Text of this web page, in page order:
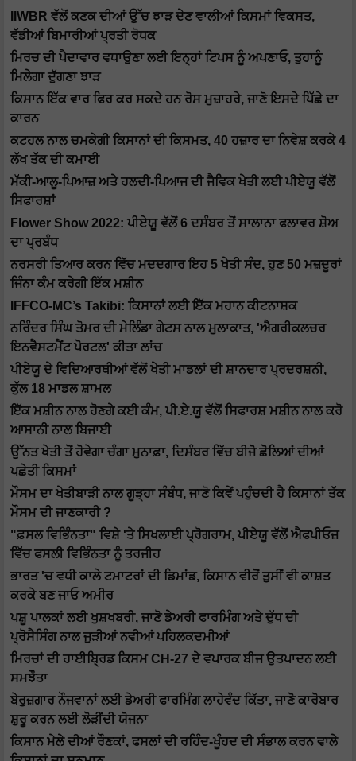
IIWBR ਵੱਲੋਂ ਕਣਕ ਦੀਆਂ ਉੱਚ ਝਾੜ ਦੇਣ ਵਾਲੀਆਂ ਕਿਸਮਾਂ ਵਿਕਸਤ,
ਵੱਡੀਆਂ ਬਿਮਾਰੀਆਂ ਪ੍ਰਤੀ ਰੋਧਕ
ਮਿਰਚ ਦੀ ਪੈਦਾਵਾਰ ਵਧਾਉਣਾ ਲਈ ਇਨ੍ਹਾਂ ਟਿਪਸ ਨੂੰ ਅਪਣਾਓ, ਤੁਹਾਨੂੰ
ਮਿਲੇਗਾ ਦੁੱਗਣਾ ਝਾੜ
ਕਿਸਾਨ ਇੱਕ ਵਾਰ ਫਿਰ ਕਰ ਸਕਦੇ ਹਨ ਰੋਸ ਮੁਜ਼ਾਹਰੇ, ਜਾਣੋ ਇਸਦੇ ਪਿੱਛੇ ਦਾ
ਕਾਰਨ
ਕਟਹਲ ਨਾਲ ਚਮਕੇਗੀ ਕਿਸਾਨਾਂ ਦੀ ਕਿਸਮਤ, 40 ਹਜ਼ਾਰ ਦਾ ਨਿਵੇਸ਼ ਕਰਕੇ 4
ਲੱਖ ਤੱਕ ਦੀ ਕਮਾਈ
ਮੱਕੀ-ਆਲੂ-ਪਿਆਜ਼ ਅਤੇ ਹਲਦੀ-ਪਿਆਜ ਦੀ ਜੈਵਿਕ ਖੇਤੀ ਲਈ ਪੀਏਯੂ ਵੱਲੋਂ
ਸਿਫਾਰਸ਼ਾਂ
Flower Show 2022: ਪੀਏਯੂ ਵੱਲੋਂ 6 ਦਸੰਬਰ ਤੋਂ ਸਾਲਾਨਾ ਫਲਾਵਰ ਸ਼ੋਅ
ਦਾ ਪ੍ਰਬੰਧ
ਨਰਸਰੀ ਤਿਆਰ ਕਰਨ ਵਿੱਚ ਮਦਦਗਾਰ ਇਹ 5 ਖੇਤੀ ਸੰਦ, ਹੁਣ 50 ਮਜ਼ਦੂਰਾਂ
ਜਿੰਨਾ ਕੰਮ ਕਰੇਗੀ ਇੱਕ ਮਸ਼ੀਨ
IFFCO-MC’s Takibi: ਕਿਸਾਨਾਂ ਲਈ ਇੱਕ ਮਹਾਨ ਕੀਟਨਾਸ਼ਕ
ਨਰਿੰਦਰ ਸਿੰਘ ਤੋਮਰ ਦੀ ਮੇਲਿੰਡਾ ਗੇਟਸ ਨਾਲ ਮੁਲਾਕਾਤ, 'ਐਗਰੀਕਲਚਰ
ਇਨਵੈਸਟਮੈਂਟ ਪੋਰਟਲ' ਕੀਤਾ ਲਾਂਚ
ਪੀਏਯੂ ਦੇ ਵਿਦਿਆਰਥੀਆਂ ਵੱਲੋਂ ਖੇਤੀ ਮਾਡਲਾਂ ਦੀ ਸ਼ਾਨਦਾਰ ਪ੍ਰਦਰਸ਼ਨੀ,
ਕੁੱਲ 18 ਮਾਡਲ ਸ਼ਾਮਲ
ਇੱਕ ਮਸ਼ੀਨ ਨਾਲ ਹੋਣਗੇ ਕਈ ਕੰਮ, ਪੀ.ਏ.ਯੂ ਵੱਲੋਂ ਸਿਫਾਰਸ਼ ਮਸ਼ੀਨ ਨਾਲ ਕਰੋ
ਆਸਾਨੀ ਨਾਲ ਬਿਜਾਈ
ਉੱਨਤ ਖੇਤੀ ਤੋਂ ਹੋਵੇਗਾ ਚੰਗਾ ਮੁਨਾਫ਼ਾ, ਦਿਸੰਬਰ ਵਿੱਚ ਬੀਜੋ ਛੋਲਿਆਂ ਦੀਆਂ
ਪਛੇਤੀ ਕਿਸਮਾਂ
ਮੌਸਮ ਦਾ ਖੇਤੀਬਾੜੀ ਨਾਲ ਗੂੜ੍ਹਾ ਸੰਬੰਧ, ਜਾਣੋ ਕਿਵੇਂ ਪਹੁੰਚਦੀ ਹੈ ਕਿਸਾਨਾਂ ਤੱਕ
ਮੌਸਮ ਦੀ ਜਾਣਕਾਰੀ ?
"ਫ਼ਸਲ ਵਿਭਿੰਨਤਾ" ਵਿਸ਼ੇ 'ਤੇ ਸਿਖਲਾਈ ਪ੍ਰੋਗਰਾਮ, ਪੀਏਯੂ ਵੱਲੋਂ ਐਫਪੀਓਜ਼
ਵਿੱਚ ਫਸਲੀ ਵਿਭਿੰਨਤਾ ਨੂੰ ਤਰਜੀਹ
ਭਾਰਤ 'ਚ ਵਧੀ ਕਾਲੇ ਟਮਾਟਰਾਂ ਦੀ ਡਿਮਾਂਡ, ਕਿਸਾਨ ਵੀਰੋਂ ਤੁਸੀਂ ਵੀ ਕਾਸ਼ਤ
ਕਰਕੇ ਬਣ ਜਾਓ ਅਮੀਰ
ਪਸ਼ੂ ਪਾਲਕਾਂ ਲਈ ਖੁਸ਼ਖਬਰੀ, ਜਾਣੋ ਡੇਅਰੀ ਫਾਰਮਿੰਗ ਅਤੇ ਦੁੱਧ ਦੀ
ਪ੍ਰੋਸੈਸਿੰਗ ਨਾਲ ਜੁੜੀਆਂ ਨਵੀਆਂ ਪਹਿਲਕਦਮੀਆਂ
ਮਿਰਚਾਂ ਦੀ ਹਾਈਬ੍ਰਿਡ ਕਿਸਮ CH-27 ਦੇ ਵਪਾਰਕ ਬੀਜ ਉਤਪਾਦਨ ਲਈ
ਸਮਝੌਤਾ
ਬੇਰੁਜ਼ਗਾਰ ਨੌਜਵਾਨਾਂ ਲਈ ਡੇਅਰੀ ਫਾਰਮਿੰਗ ਲਾਹੇਵੰਦ ਕਿੱਤਾ, ਜਾਣੋ ਕਾਰੋਬਾਰ
ਸ਼ੁਰੂ ਕਰਨ ਲਈ ਲੋੜੀਂਦੀ ਯੋਜਨਾ
ਕਿਸਾਨ ਮੇਲੇ ਦੀਆਂ ਰੌਣਕਾਂ, ਫਸਲਾਂ ਦੀ ਰਹਿੰਦ-ਖੂੰਹਦ ਦੀ ਸੰਭਾਲ ਕਰਨ ਵਾਲੇ